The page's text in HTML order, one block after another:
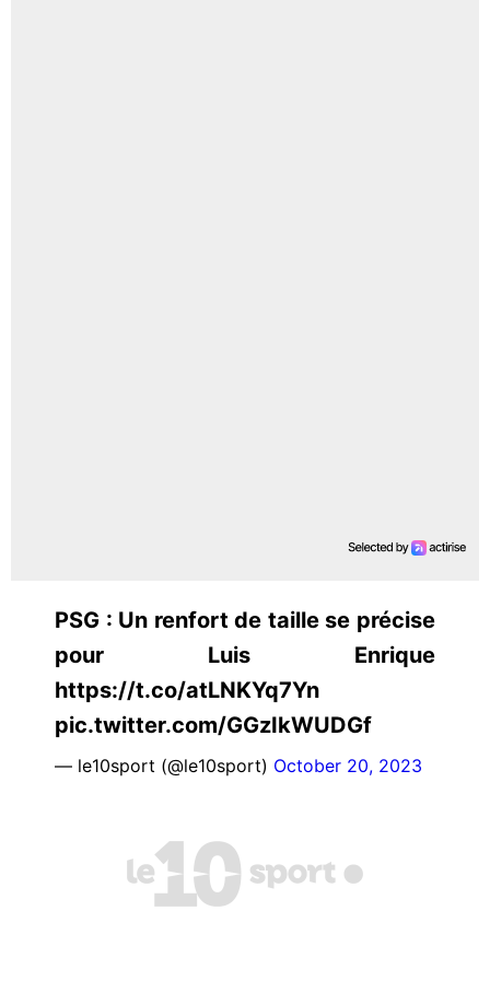
PSG : Un renfort de taille se précise
pour Luis Enrique
https://t.co/atLNKYq7Yn
pic.twitter.com/GGzIkWUDGf
— le10sport (@le10sport) October 20, 2023